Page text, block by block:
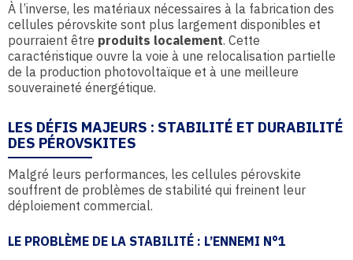
À l’inverse, les matériaux nécessaires à la fabrication des
cellules pérovskite sont plus largement disponibles et
pourraient être produits localement. Cette
caractéristique ouvre la voie à une relocalisation partielle
de la production photovoltaïque et à une meilleure
souveraineté énergétique.
LES DÉFIS MAJEURS : STABILITÉ ET DURABILITÉ
DES PÉROVSKITES
Malgré leurs performances, les cellules pérovskite
souffrent de problèmes de stabilité qui freinent leur
déploiement commercial.
LE PROBLÈME DE LA STABILITÉ : L’ENNEMI N°1